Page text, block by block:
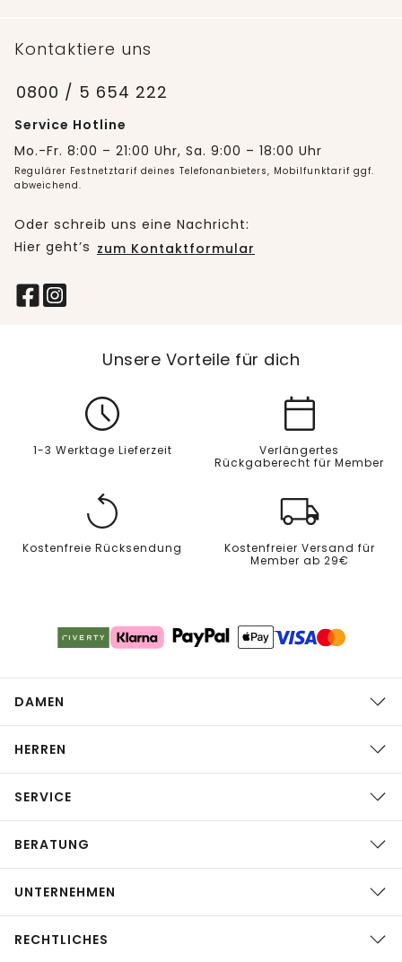
Kontaktiere uns
0800 / 5 654 222
Service Hotline
Mo.-Fr. 8:00 – 21:00 Uhr, Sa. 9:00 – 18:00 Uhr
Regulärer Festnetztarif deines Telefonanbieters, Mobilfunktarif ggf.
abweichend.
Oder schreib uns eine Nachricht:
Hier geht’s zum Kontaktformular
Unsere Vorteile für dich
1-3 Werktage Lieferzeit
Verlängertes
Rückgaberecht für Member
Kostenfreie Rücksendung
Kostenfreier Versand für
Member ab 29€
DAMEN
HERREN
SERVICE
BERATUNG
UNTERNEHMEN
RECHTLICHES